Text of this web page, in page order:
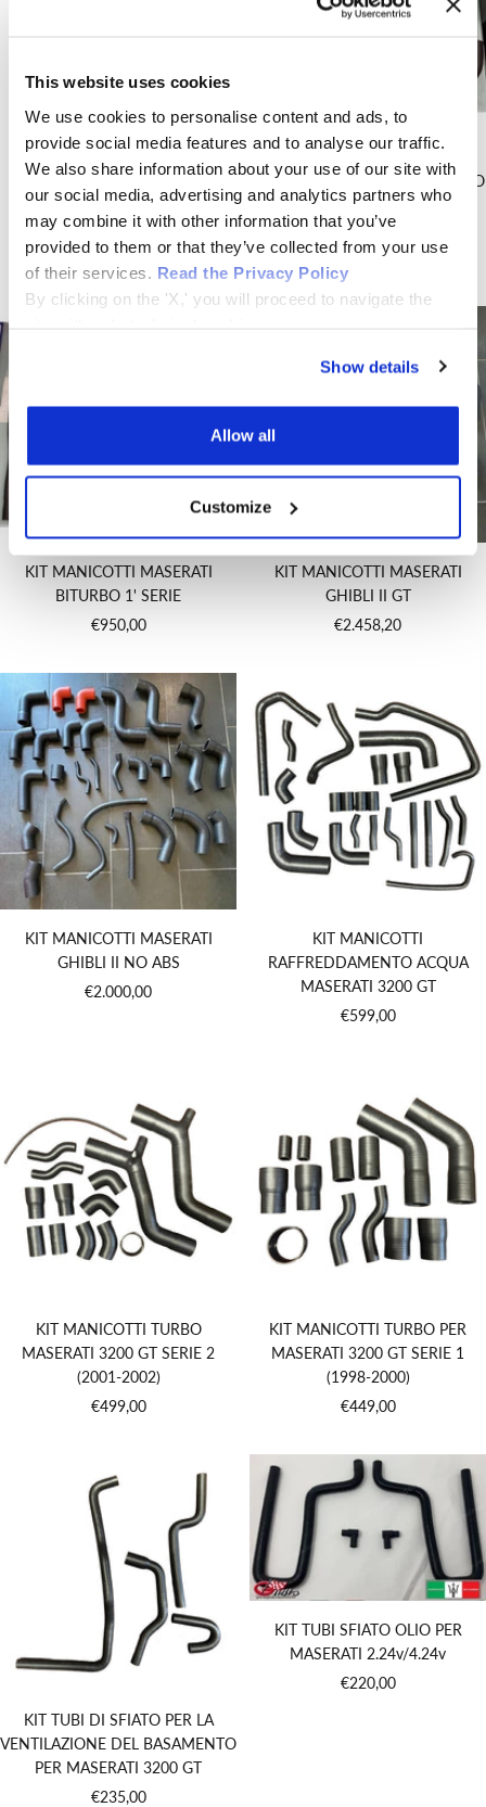
This website uses cookies
We use cookies to personalise content and ads, to
provide social media features and to analyse our traffic.
We also share information about your use of our site with
our social media, advertising and analytics partners who
may combine it with other information that you’ve
provided to them or that they’ve collected from your use
of their services. Read the Privacy Policy
By clicking on the 'X,' you will proceed to navigate the
Show details
Allow all
Customize
INFERIORI E SUPERIORI
RADIATORE
(324032320/324032325)
Prezzo
di
vendita
€195,00
KIT MANICOTTI COMPLETO
NUOVO PER MASERATI BITURBO
CON INTERCOOLER FRONTALI
Prezzo
di
vendita
€1.359,84
KIT MANICOTTI MASERATI
BITURBO 1' SERIE
Prezzo
vendita
€950,00
KIT MANICOTTI MASERATI
GHIBLI II GT
Prezzo
€2.458,20
KIT MANICOTTI MASERATI
GHIBLI II NO ABS
Prezzo
€2.000,00
KIT MANICOTTI
RAFFREDDAMENTO ACQUA
MASERATI 3200 GT
Prezzo
€599,00
KIT MANICOTTI TURBO
MASERATI 3200 GT SERIE 2
(2001-2002)
Prezzo
€499,00
KIT MANICOTTI TURBO PER
MASERATI 3200 GT SERIE 1
(1998-2000)
Prezzo
vendita
€449,00
KIT TUBI DI SFIATO PER LA
VENTILAZIONE DEL BASAMENTO
PER MASERATI 3200 GT
Prezzo
€235,00
KIT TUBI SFIATO OLIO PER
MASERATI 2.24v/4.24v
Prezzo
€220,00